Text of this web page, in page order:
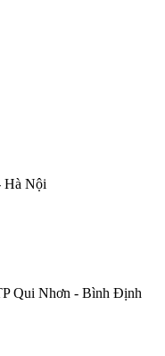
Hà Nội
Qui Nhơn - Bình Định